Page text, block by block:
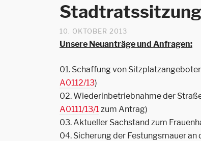
10. OKTOBER 2013
Unsere Neuanträge und Anfragen:
01. Schaffung von
A0112/13)
02. Wiederinbetriebnahme der
A0111/13/1zum Antrag)
03. Aktueller Sachstand zum
04. Sicherung der Festungsmauer